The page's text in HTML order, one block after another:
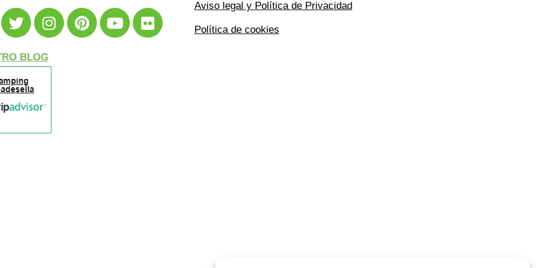
BLOG
Aviso legal y Política de Privacidad
Política de cookies